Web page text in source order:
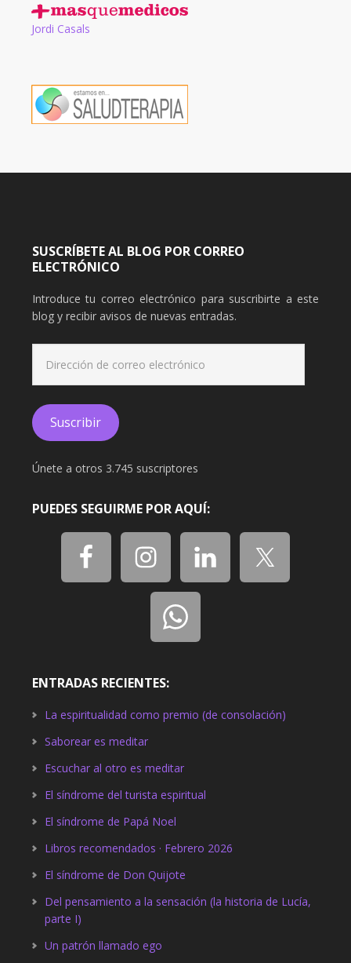
Jordi Casals
SUSCRÍBETE AL BLOG POR CORREO
ELECTRÓNICO
Introduce tu correo electrónico para suscribirte a este
blog y recibir avisos de nuevas entradas.
correo
electrónico
Suscribir
Únete a otros 3.745 suscriptores
PUEDES SEGUIRME POR AQUÍ:
ENTRADAS RECIENTES:
La espiritualidad como premio (de consolación)
Saborear es meditar
Escuchar al otro es meditar
El síndrome del turista espiritual
El síndrome de Papá Noel
Libros recomendados · Febrero 2026
El síndrome de Don Quijote
Del pensamiento a la sensación (la historia de Lucía,
parte I)
Un patrón llamado ego